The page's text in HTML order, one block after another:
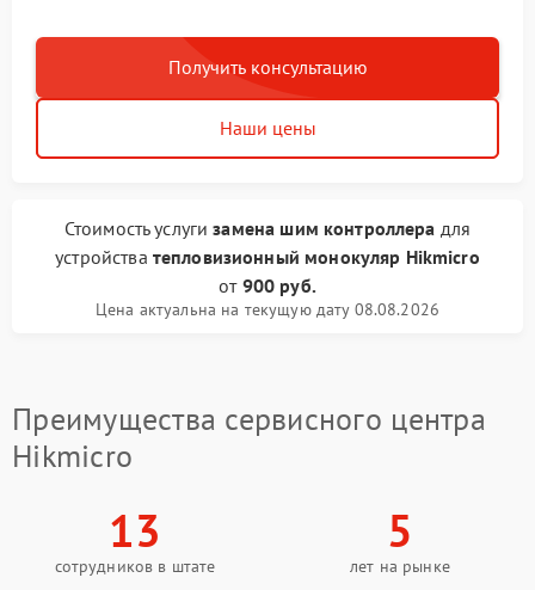
Получить консультацию
Наши цены
Стоимость услугизамена шим контроллера для
устройства тепловизионный монокуляр Hikmicro
от 900 руб.
Цена актуальна на текущую дату 08.08.2026
Преимущества сервисного центра
Hikmicro
13
сотрудников в штате
5
лет на рынке